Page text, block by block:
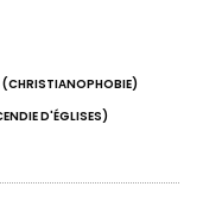
D'ÉGLISES)